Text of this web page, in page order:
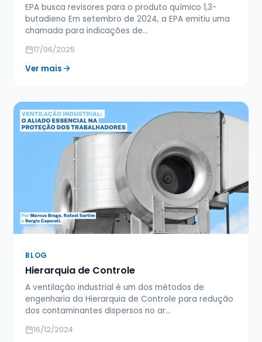
EPA busca revisores para o produto químico 1,3-
butadieno Em setembro de 2024, a EPA emitiu uma
chamada para indicações de…
17/06/2025
Ver mais
BLOG
Hierarquia de Controle
A ventilação industrial é um dos métodos de
engenharia da Hierarquia de Controle para redução
dos contaminantes dispersos no ar…
16/12/2024